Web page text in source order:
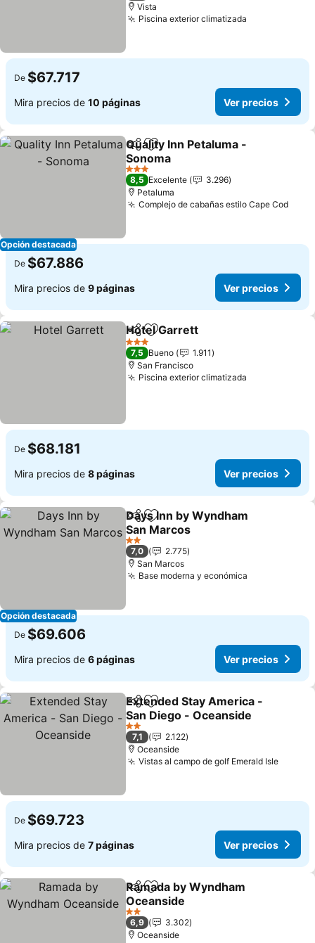
Vista
Piscina exterior climatizada
De $67.717
Mira precios de 10 páginas Ver precios
Opción destacada
CompartirAgregar a favoritos
Quality Inn Petaluma -
Sonoma
Ver precios
3 Estrellas
8,5 Excelente
3.296
Petaluma
Complejo de cabañas estilo Cape CodVer
De $67.886
Mira precios de 9 páginas Ver precios
CompartirAgregar a favoritos
Hotel Garrett
3 Estrellas
7,5 Bueno
1.911
San Francisco
Piscina exterior climatizada
De $68.181
Mira precios de 8 páginas Ver precios
Opción destacada
CompartirAgregar a favoritos
Days Inn by Wyndham
San Marcos
Ver precios
2 Estrellas
7,0
2.775
San Marcos
Base moderna y económica
De $69.606
Mira precios de 6 páginas Ver precios
CompartirAgregar a favoritos
Extended Stay America -
San Diego - Oceanside
Ver precios
2 Estrellas
7,1
2.122
Oceanside
Vistas al campo de golf Emerald IsleVer
De $69.723
Mira precios de 7 páginas Ver precios
CompartirAgregar a favoritos
Ramada by Wyndham
Oceanside
Ver precios
2 Estrellas
6,9
3.302
Oceanside